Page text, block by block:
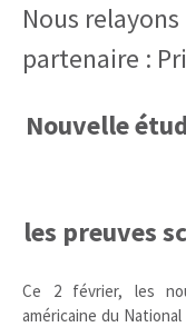
Nous
partenaire :
Nouvelle
les preuves
Ce 2 février, les
américaine du